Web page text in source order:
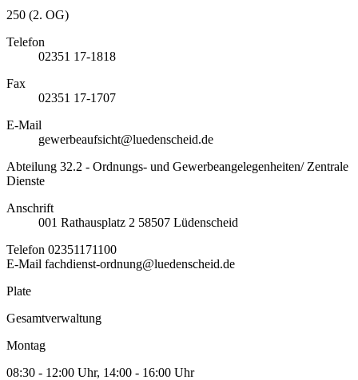
250 (2. OG)
Telefon
02351 17-1818
Fax
02351 17-1707
E-Mail
gewerbeaufsicht@luedenscheid.de
Abteilung 32.2 - Ordnungs- und Gewerbeangelegenheiten/ Zentrale
Dienste
Anschrift
001 Rathausplatz 2 58507 Lüdenscheid
Telefon 02351171100
E-Mail fachdienst-ordnung@luedenscheid.de
Plate
Gesamtverwaltung
Montag
08:30 - 12:00 Uhr, 14:00 - 16:00 Uhr